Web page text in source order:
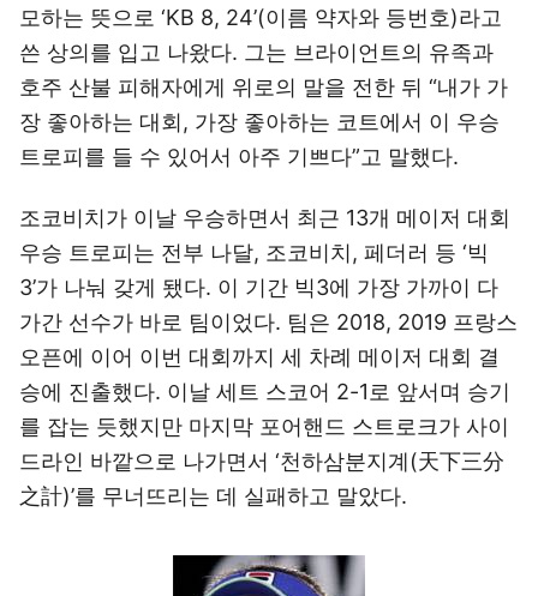
모하는 뜻으로 ‘KB 8, 24’(이름 약자와 등번호)라고
쓴 상의를 입고 나왔다. 그는 브라이언트의 유족과
호주 산불 피해자에게 위로의 말을 전한 뒤 “내가 가
장 좋아하는 대회, 가장 좋아하는 코트에서 이 우승
트로피를 들 수 있어서 아주 기쁘다”고 말했다.
조코비치가 이날 우승하면서 최근 13개 메이저 대회
우승 트로피는 전부 나달, 조코비치, 페더러 등 ‘빅
3’가 나눠 갖게 됐다. 이 기간 빅3에 가장 가까이 다
가간 선수가 바로 팀이었다. 팀은 2018, 2019 프랑스
오픈에 이어 이번 대회까지 세 차례 메이저 대회 결
승에 진출했다. 이날 세트 스코어 2-1로 앞서며 승기
를 잡는 듯했지만 마지막 포어핸드 스트로크가 사이
드라인 바깥으로 나가면서 ‘천하삼분지계(天下三分
之計)’를 무너뜨리는 데 실패하고 말았다.